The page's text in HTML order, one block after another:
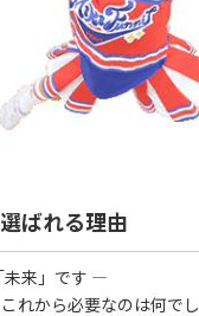
ばれる理由
未来」です ―
れから必要なのは何で